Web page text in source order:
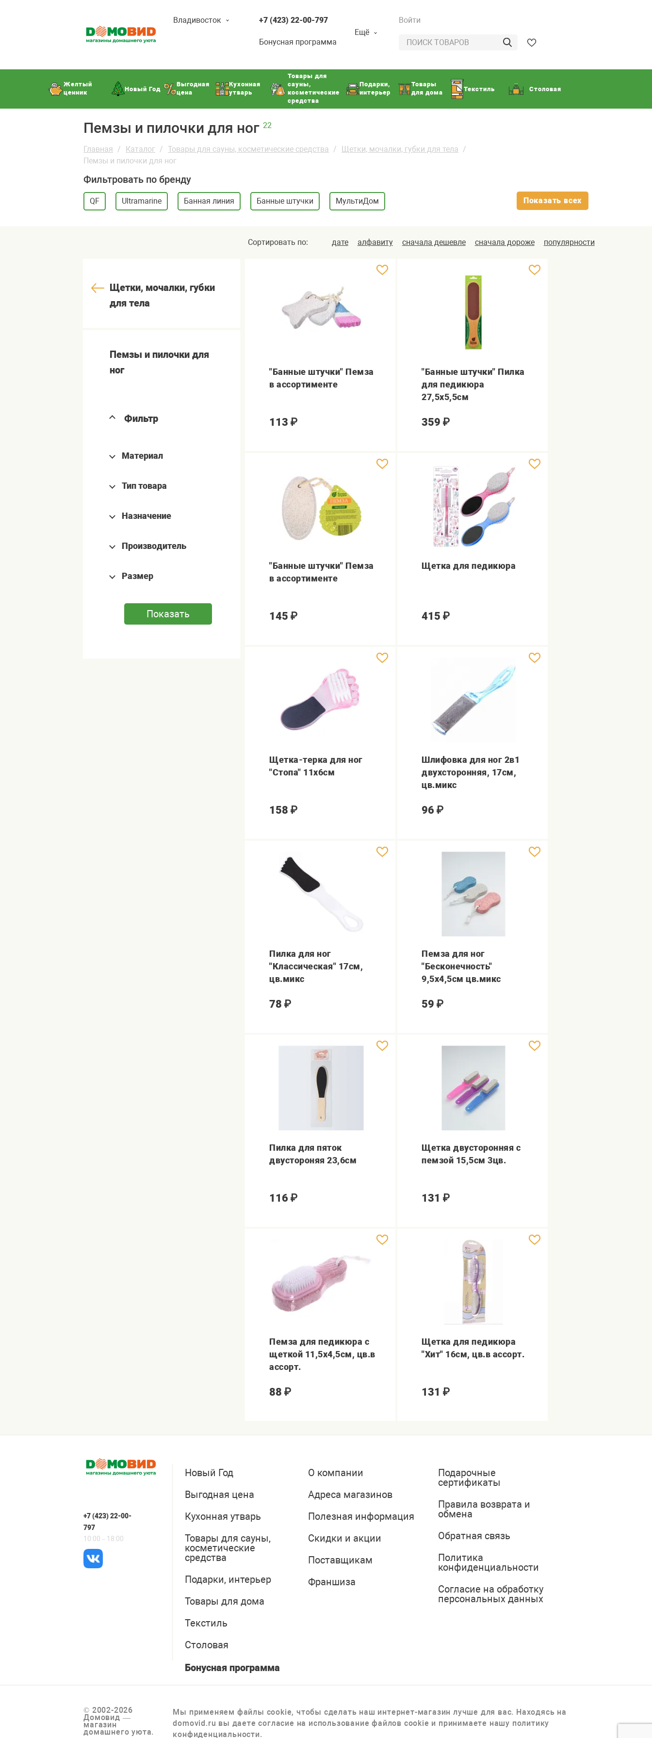
Владивосток +7 (423) 22-00-797
Бонусная программа
Ещё
Войти
Желтый
ценник
Новый Год
Выгодная
цена
Кухонная
утварь
Товары для
сауны,
косметические
средства
Подарки,
интерьер
Товары
для дома
Текстиль Столовая
Пемзы и пилочки для ног 22
Главная Каталог Товары для сауны, косметические средства
Щетки, мочалки, губки для тела
Пемзы и пилочки для ног
Фильтровать по бренду
QF Ultramarine Банная линия Банные штучки МультиДом Показать всех
Сортировать по: дате алфавиту сначала дешевле сначала дороже популярности
Щетки, мочалки, губки
для тела
Пемзы и пилочки для
ног
Фильтр
Материал
Тип товара
Назначение
Производитель
Размер
"Банные штучки" Пемза
в ассортименте
113 ₽
"Банные штучки" Пилка
для педикюра
27,5х5,5см
359 ₽
"Банные штучки" Пемза
в ассортименте
145 ₽
Щетка для педикюра
415 ₽
Щетка-терка для ног
"Стопа" 11х6см
158 ₽
Шлифовка для ног 2в1
двухсторонняя, 17см,
цв.микс
96 ₽
Пилка для ног
"Классическая" 17см,
цв.микс
78 ₽
Пемза для ног
"Бесконечность"
9,5х4,5см цв.микс
59 ₽
Пилка для пяток
двустороняя 23,6см
116 ₽
Щетка двусторонняя с
пемзой 15,5см 3цв.
131 ₽
Пемза для педикюра с
щеткой 11,5х4,5см, цв.в
ассорт.
88 ₽
Щетка для педикюра
"Хит" 16см, цв.в ассорт.
131 ₽
+7 (423) 22-00-
797
10:00 – 18:00
Новый Год
Выгодная цена
Кухонная утварь
Товары для сауны,
косметические
средства
Подарки, интерьер
Товары для дома
Текстиль
Столовая
Бонусная программа
О компании
Адреса магазинов
Полезная информация
Скидки и акции
Поставщикам
Франшиза
Подарочные
сертификаты
Правила возврата и
обмена
Обратная связь
Политика
конфиденциальности
Согласие на обработку
персональных данных
© 2002-2026
Домовид —
магазин
домашнего уюта.
Мы применяем файлы cookie, чтобы сделать наш интернет-магазин лучше для вас. Находясь на
domovid.ru вы даете согласие на использование файлов cookie и принимаете нашу политику
конфиденциальности.